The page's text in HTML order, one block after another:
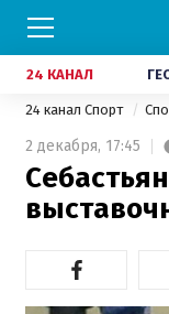
24 КАНАЛ
24 канал Спорт
2 декабря, 17:45